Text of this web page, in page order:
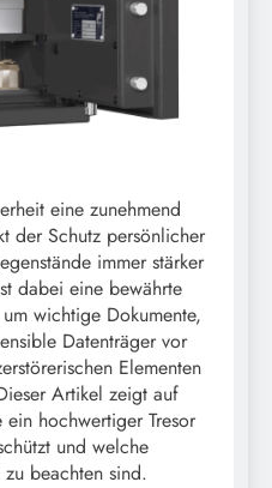
eine zunehmend
der Schutz persönlicher
immer stärker
dabei eine bewährte
wichtige Dokumente,
Datenträger vor
Elementen
Artikel zeigt auf
hochwertiger Tresor
und welche
beachten sind.